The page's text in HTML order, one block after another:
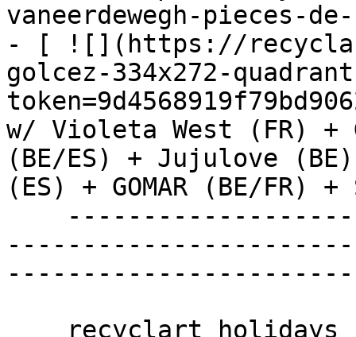
vaneerdewegh-pieces-
- [ ![](https://
golcez-334x272-
w/ Violeta West (FR) +
(BE/ES) + Jujulove
(ES) + GOMAR (BE/FR) +